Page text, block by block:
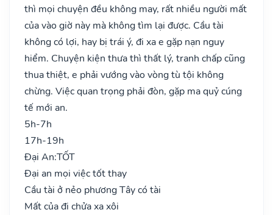
thì mọi chuyện đều không may, rất nhiều người mất
của vào giờ này mà không tìm lại được. Cầu tài
không có lợi, hay bị trái ý, đi xa e gặp nạn nguy
hiểm. Chuyện kiện thưa thì thất lý, tranh chấp cũng
thua thiệt, e phải vướng vào vòng tù tội không
chừng. Việc quan trọng phải đòn, gặp ma quỷ cúng
tế mới an.
5h-7h
17h-19h
Đại An:TỐT
Đại an mọi việc tốt thay
Cầu tài ở nẻo phương Tây có tài
Mất của đi chửa xa xôi